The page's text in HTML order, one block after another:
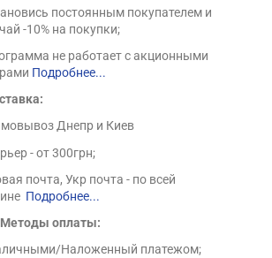
постоянным покупателем и
-10% на покупки;
не работает с акционными
Подробнее...
Днепр и Киев
- от 300грн;
почта, Укр почта - по всей
Подробнее...
Методы оплаты:
Наложенный платежом;